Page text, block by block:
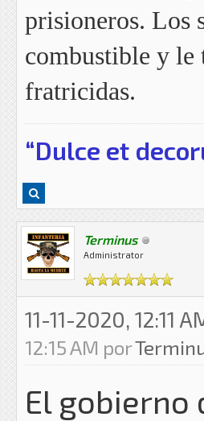
prisioneros. Los
combustible y le
fratricidas.
“Dulce et
Terminus
Administrator
11-11-2020, 12:11
12:15 AM por
El gobierno